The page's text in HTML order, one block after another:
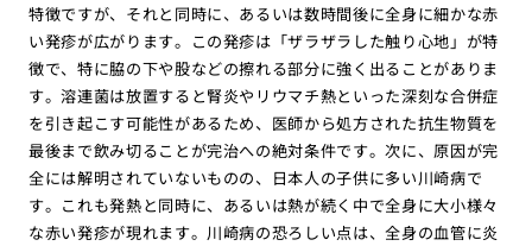
特徴ですが、それと同時に、あるいは数時間後に全身に細かな赤
い発疹が広がります。この発疹は「ザラザラした触り心地」が特
徴で、特に脇の下や股などの擦れる部分に強く出ることがありま
す。溶連菌は放置すると腎炎やリウマチ熱といった深刻な合併症
を引き起こす可能性があるため、医師から処方された抗生物質を
最後まで飲み切ることが完治への絶対条件です。次に、原因が完
全には解明されていないものの、日本人の子供に多い川崎病で
す。これも発熱と同時に、あるいは熱が続く中で全身に大小様々
な赤い発疹が現れます。川崎病の恐ろしい点は、全身の血管に炎